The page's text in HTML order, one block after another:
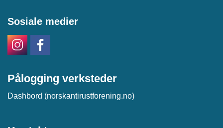
Sosiale medier
Pålogging verksteder
Dashbord (norskantirustforening.no)